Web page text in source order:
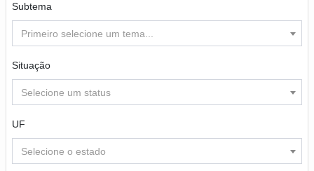
Subtema
Primeiro selecione um tema...
Situação
Selecione um status
UF
Selecione o estado